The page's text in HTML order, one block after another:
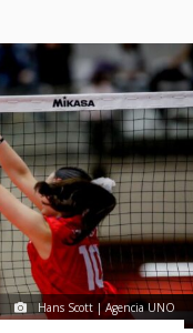
Hans Scott | Agencia UNO